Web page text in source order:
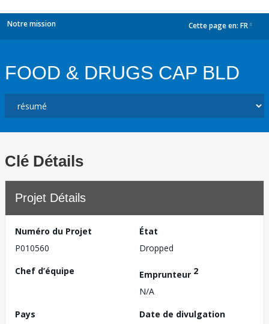
Notre mission Cette page en: FR
FOOD & DRUGS CAP BLD
Clé Détails
Projet Détails
Numéro du Projet
P010560
État
Dropped
Chef d’équipe
Emprunteur 2
N/A
Pays
Date de divulgation